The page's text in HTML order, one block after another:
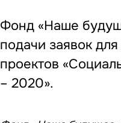
Фонд «Наше
подачи заявок
проектов
– 2020».